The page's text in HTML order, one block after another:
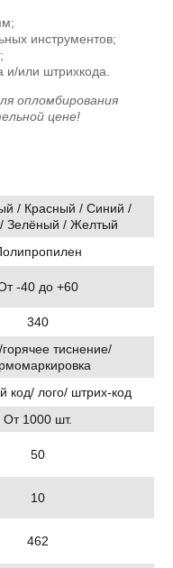
инструментов;
и/или штрихкода.
опломбирования
цене!
/ Красный / Синий /
Зелёный / Желтый
-40 до +60
340
тиснение/
код/ лого/ штрих-код
От 1000 шт.
50
10
462